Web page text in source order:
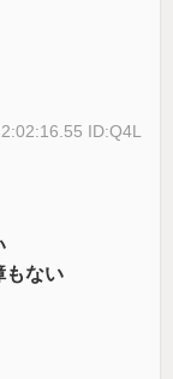
ID:Q4L
もない